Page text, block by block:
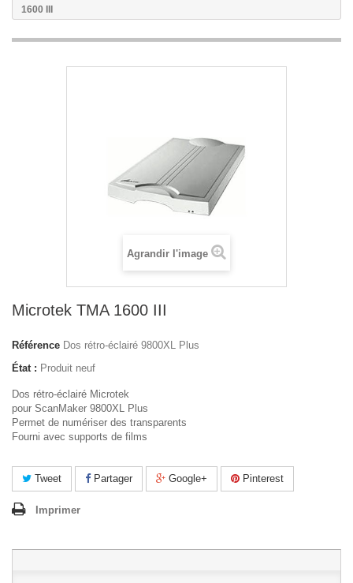
1600 III
Agrandir l'image
Microtek TMA 1600 III
Référence Dos rétro-éclairé 9800XL Plus
État : Produit neuf
Dos rétro-éclairé Microtek
pour ScanMaker 9800XL Plus
Permet de numériser des transparents
Fourni avec supports de films
Tweet Partager Google+ Pinterest
Imprimer